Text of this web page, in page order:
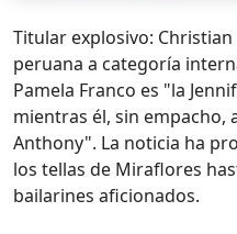
Titular explosivo: Christian
peruana a categoría
Pamela Franco es "la
mientras él, sin empacho,
Anthony". La noticia ha
los tellas de Miraflores
bailarines aficionados.